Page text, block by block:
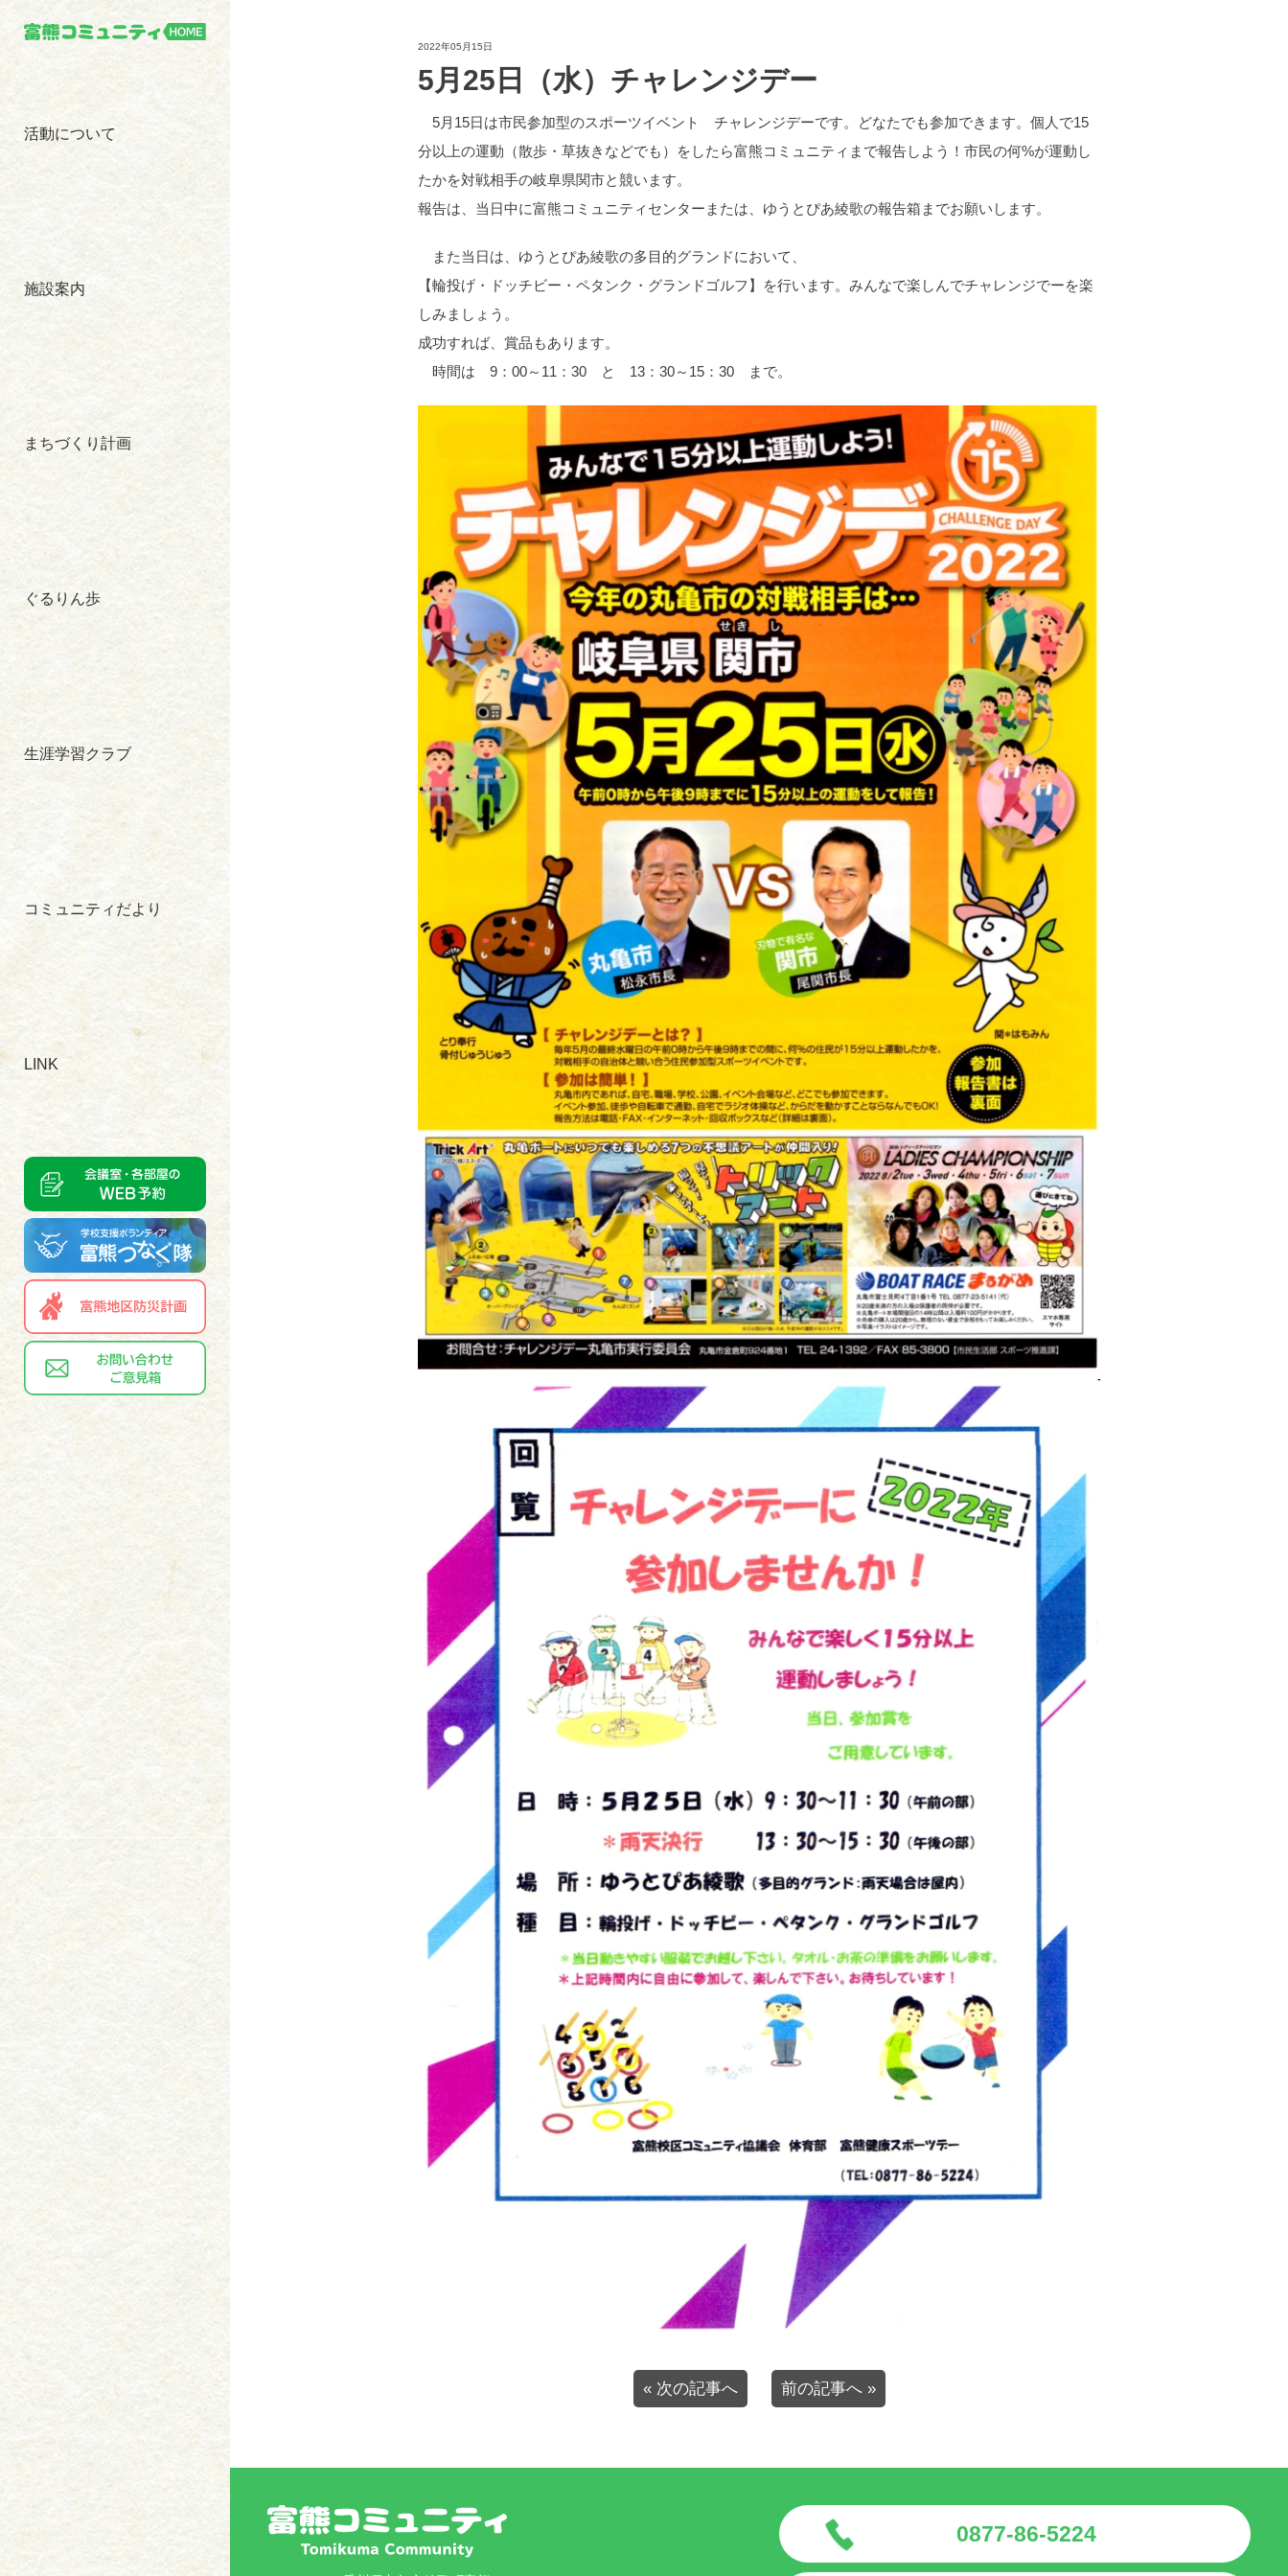
活動について
施設案内
まちづくり計画
ぐるりん歩
生涯学習クラブ
コミュニティだより
LINK
2022年05月15日
5月25日（水）チャレンジデー
5月15日は市民参加型のスポーツイベント チャレンジデーです。どなたでも参加できます。個人で15
分以上の運動（散歩・草抜きなどでも）をしたら富熊コミュニティまで報告しよう！市民の何%が運動し
たかを対戦相手の岐阜県関市と競います。
報告は、当日中に富熊コミュニティセンターまたは、ゆうとぴあ綾歌の報告箱までお願いします。
また当日は、ゆうとぴあ綾歌の多目的グランドにおいて、
【輪投げ・ドッチビー・ペタンク・グランドゴルフ】を行います。みんなで楽しんでチャレンジでーを楽
しみましょう。
成功すれば、賞品もあります。
時間は 9：00～11：30 と 13：30～15：30 まで。
« 次の記事へ 前の記事へ »
0877-86-5224